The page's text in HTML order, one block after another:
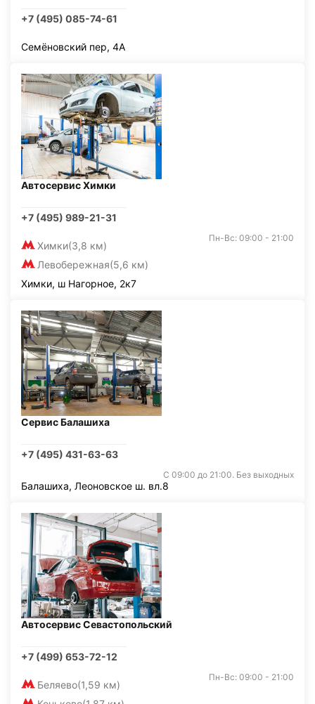
+7 (495) 085-74-61
Семёновский пер, 4А
Автосервис Химки
+7 (495) 989-21-31
Химки(3,8 км)
Левобережная(5,6 км)
Пн-Вс: 09:00 - 21:00
Химки, ш Нагорное, 2к7
Сервис Балашиха
+7 (495) 431-63-63
С 09:00 до 21:00. Без выходных
Балашиха, Леоновское ш. вл.8
Автосервис Севастопольский
+7 (499) 653-72-12
Беляево(1,59 км)
Пн-Вс: 09:00 - 21:00